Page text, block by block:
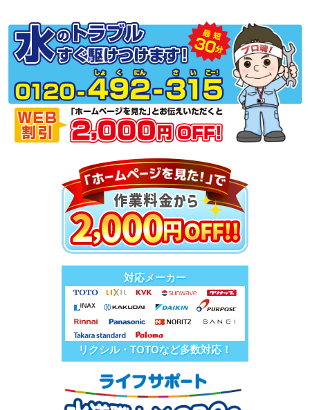
対応メーカー
リクシル・TOTOなど多数対応！